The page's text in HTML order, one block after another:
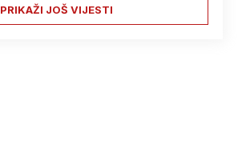
PRIKAŽI JOŠ VIJESTI